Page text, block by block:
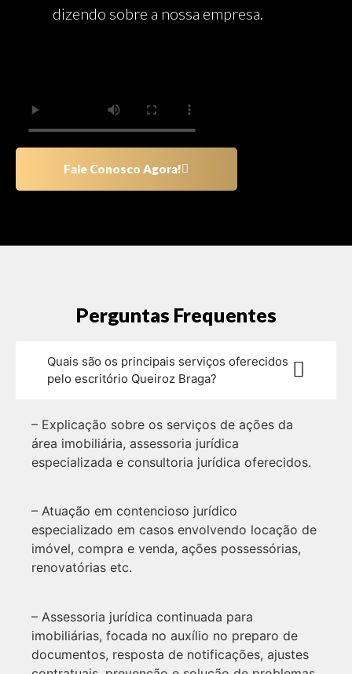
dizendo sobre a nossa empresa.
Fale Conosco Agora!
Perguntas Frequentes
Quais são os principais serviços oferecidos
pelo escritório Queiroz Braga?
– Explicação sobre os serviços de ações da
área imobiliária, assessoria jurídica
especializada e consultoria jurídica oferecidos.
– Atuação em contencioso jurídico
especializado em casos envolvendo locação de
imóvel, compra e venda, ações possessórias,
renovatórias etc.
– Assessoria jurídica continuada para
imobiliárias, focada no auxílio no preparo de
documentos, resposta de notificações, ajustes